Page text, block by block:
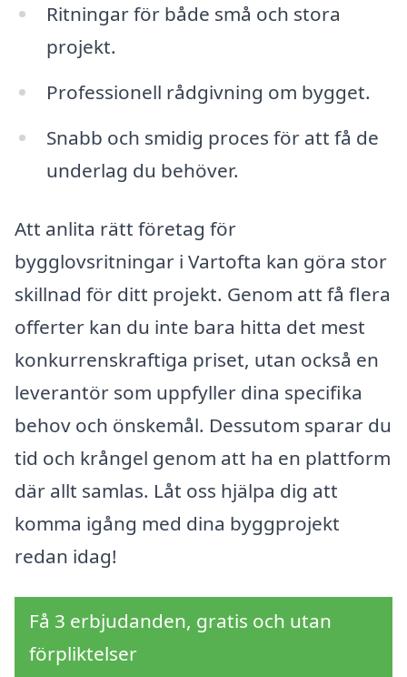
Ritningar för både små och stora
projekt.
Professionell rådgivning om bygget.
Snabb och smidig proces för att få de
underlag du behöver.
Att anlita rätt företag för
bygglovsritningar i Vartofta kan göra stor
skillnad för ditt projekt. Genom att få flera
offerter kan du inte bara hitta det mest
konkurrenskraftiga priset, utan också en
leverantör som uppfyller dina specifika
behov och önskemål. Dessutom sparar du
tid och krångel genom att ha en plattform
där allt samlas. Låt oss hjälpa dig att
komma igång med dina byggprojekt
redan idag!
Få 3 erbjudanden, gratis och utan
förpliktelser